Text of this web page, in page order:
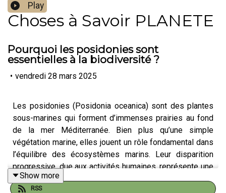
Play
Choses à Savoir PLANETE
Pourquoi les posidonies sont
essentielles à la biodiversité ?
• vendredi 28 mars 2025
Les posidonies (Posidonia oceanica) sont des plantes
sous-marines qui forment d’immenses prairies au fond
de la mer Méditerranée. Bien plus qu’une simple
végétation marine, elles jouent un rôle fondamental dans
l’équilibre des écosystèmes marins. Leur disparition
progressive, due aux activités humaines, représente une
menace majeure pour la biodiversité.
Show more
RSS